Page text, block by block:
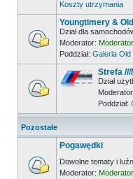
Koszty utrzymania
Youngtimery &
Dział dla
Moderator:
Poddział: Galeria Old
Strefa ///
Dział
Poddział:
Pozostałe
Pogawędki
Dowolne tematy i
Moderator: